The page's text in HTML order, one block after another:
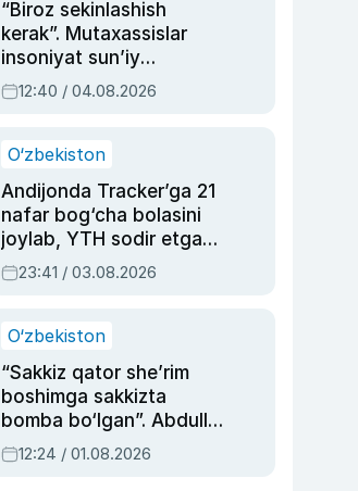
“Biroz sekinlashish
kerak”. Mutaxassislar
insoniyat sun’iy
intellektni boshqara
olmay qolishidan xavotir
12:40 / 04.08.2026
O‘zbekiston
Andijonda Tracker’ga 21
nafar bog‘cha bolasini
joylab, YTH sodir etgan
ayolga sud hukmi o‘qildi
23:41 / 03.08.2026
O‘zbekiston
“Sakkiz qator she’rim
boshimga sakkizta
bomba bo‘lgan”. Abdulla
Oripovni siyosiy
ayblovlardan asrab
12:24 / 01.08.2026